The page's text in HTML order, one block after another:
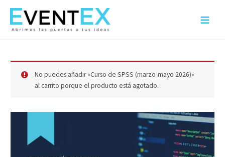
contenido
Main
No puedes añadir «Curso de SPSS (marzo-mayo 2026)»
al carrito porque el producto está agotado.